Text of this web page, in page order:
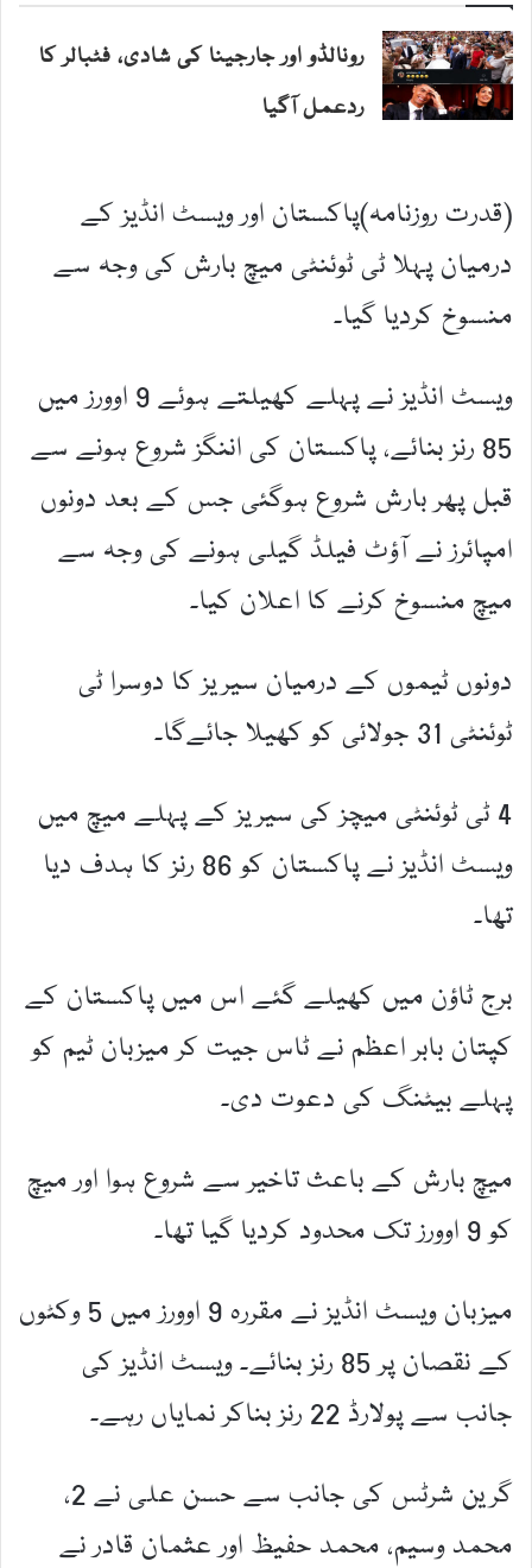
رونالڈو اور جارجینا کی شادی، فٹبالر کا
ردعمل آگیا
(قدرت روزنامہ)پاکستان اور ویسٹ انڈیز کے
درمیان پہلا ٹی ٹوئنٹی میچ بارش کی وجہ سے
منسوخ کردیا گیا۔
ویسٹ انڈیز نے پہلے کھیلتے ہوئے 9 اوورز میں
85 رنز بنائے، پاکستان کی اننگز شروع ہونے سے
قبل پھر بارش شروع ہوگئی جس کے بعد دونوں
امپائرز نے آؤٹ فیلڈ گیلی ہونے کی وجہ سے
میچ منسوخ کرنے کا اعلان کیا۔
دونوں ٹیموں کے درمیان سیریز کا دوسرا ٹی
ٹوئنٹی 31 جولائی کو کھیلا جائےگا۔
4 ٹی ٹوئنٹی میچز کی سیریز کے پہلے میچ میں
ویسٹ انڈیز نے پاکستان کو 86 رنز کا ہدف دیا
تھا۔
برج ٹاؤن میں کھیلے گئے اس میں پاکستان کے
کپتان بابر اعظم نے ٹاس جیت کر میزبان ٹیم کو
پہلے بیٹنگ کی دعوت دی۔
میچ بارش کے باعث تاخیر سے شروع ہوا اور میچ
کو 9 اوورز تک محدود کردیا گیا تھا۔
میزبان ویسٹ انڈیز نے مقررہ 9 اوورز میں 5 وکٹوں
کے نقصان پر 85 رنز بنائے۔ ویسٹ انڈیز کی
جانب سے پولارڈ 22 رنز بناکر نمایاں رہے۔
گرین شرٹس کی جانب سے حسن علی نے 2،
محمد وسیم، محمد حفیظ اور عثمان قادر نے